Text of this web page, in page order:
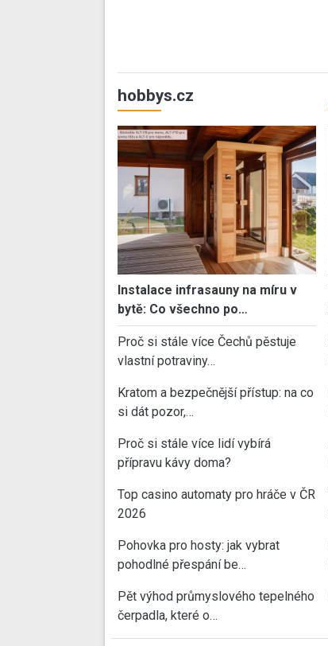
hobbys.cz
Instalace infrasauny na míru v
bytě: Co všechno po…
Proč si stále více Čechů pěstuje
vlastní potraviny…
Kratom a bezpečnější přístup: na co
si dát pozor,…
Proč si stále více lidí vybírá
přípravu kávy doma?
Top casino automaty pro hráče v ČR
2026
Pohovka pro hosty: jak vybrat
pohodlné přespání be…
Pět výhod průmyslového tepelného
čerpadla, které o…